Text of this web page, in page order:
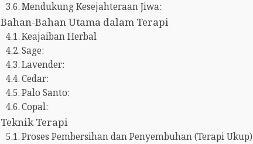
Mendukung Kesejahteraan Jiwa:
Bahan-Bahan Utama dalam Terapi
Keajaiban Herbal
Sage:
Lavender:
Cedar:
Palo Santo:
Copal:
Teknik Terapi
Proses Pembersihan dan Penyembuhan (Terapi Ukup)